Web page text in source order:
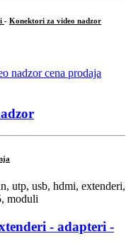
- Konektori za video nadzor
- adapteri -